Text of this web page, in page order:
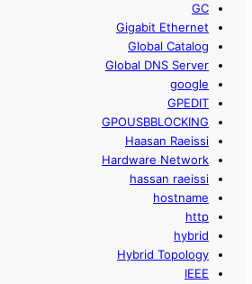
GC
Gigabit Ethernet
Global Catalog
Global DNS Server
google
GPEDIT
GPOUSBBLOCKING
Haasan Raeissi
Hardware Network
hassan raeissi
hostname
http
hybrid
Hybrid Topology
IEEE